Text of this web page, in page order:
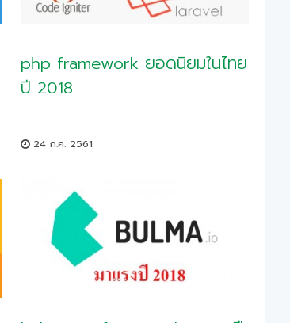
php framework ยอดนิยมในไทย
ปี 2018
24 ก.ค. 2561